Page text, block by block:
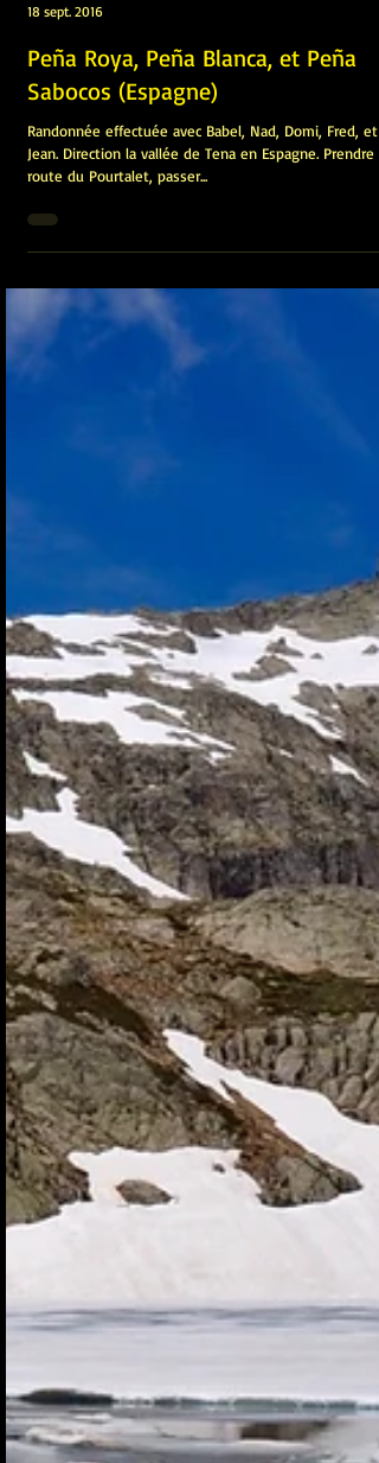
18 sept. 2016
Peña Roya, Peña Blanca, et Peña
Sabocos (Espagne)
Randonnée effectuée avec Babel, Nad, Domi, Fred, et
route du Pourtalet, passer...